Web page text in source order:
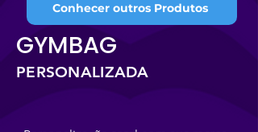
Conhecer outros Produtos
GYMBAG
PERSONALIZADA